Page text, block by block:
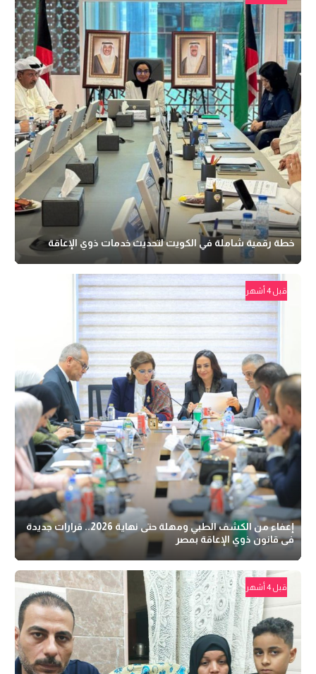
خطة رقمية شاملة في الكويت لتحديث خدمات ذوي الإعاقة
قبل 4 أشهر
إعفاء من الكشف الطبي ومهلة حتى نهاية 2026.. قرارات جديدة
فى قانون ذوي الإعاقة بمصر
قبل 4 أشهر